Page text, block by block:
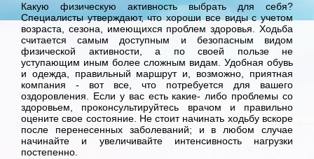
Какую физическую активность выбрать для себя?
Специалисты утверждают, что хороши все виды с учетом
возраста, сезона, имеющихся проблем здоровья. Ходьба
считается самым доступным и безопасным видом
физической активности, а по своей пользе не
уступающим иным более сложным видам. Удобная обувь
и одежда, правильный маршрут и, возможно, приятная
компания - вот все, что потребуется для вашего
оздоровления. Если у вас есть какие- либо проблемы со
здоровьем, проконсультируйтесь врачом и правильно
оцените свое состояние. Не стоит начинать ходьбу вскоре
после перенесенных заболеваний; и в любом случае
начинайте и увеличивайте интенсивность нагрузки
постепенно.